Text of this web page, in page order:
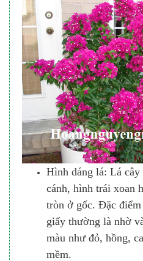
Hình dáng lá: Lá
cánh, hình trái xoan
tròn ở gốc. Đặc điểm
giấy thường là nhờ
màu như đỏ, hồng,
mềm.